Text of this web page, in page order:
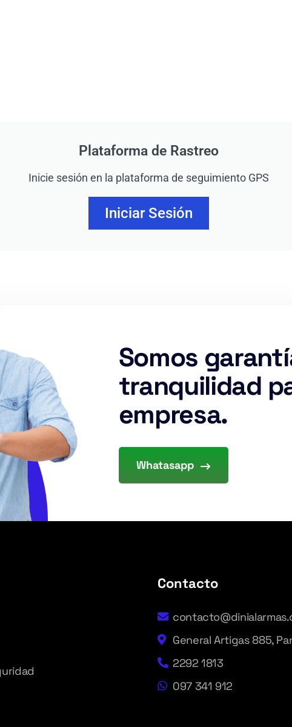
Plataforma de Rastreo
Inicie sesión en la plataforma de seguimiento GPS
Iniciar Sesión
Somos
tranquilidad
empresa.
Whatasapp
Contacto
General Artigas 885,
2292 1813
097 341 912